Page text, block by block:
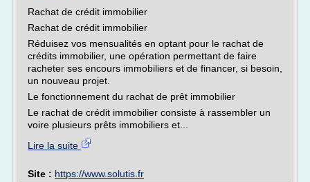
Rachat de crédit immobilier
Rachat de crédit immobilier
Réduisez vos mensualités en optant pour le rachat de
crédits immobilier, une opération permettant de faire
racheter ses encours immobiliers et de financer, si besoin,
un nouveau projet.
Le fonctionnement du rachat de prêt immobilier
Le rachat de crédit immobilier consiste à rassembler un
voire plusieurs prêts immobiliers et...
Lire la suite
Site : https://www.solutis.fr